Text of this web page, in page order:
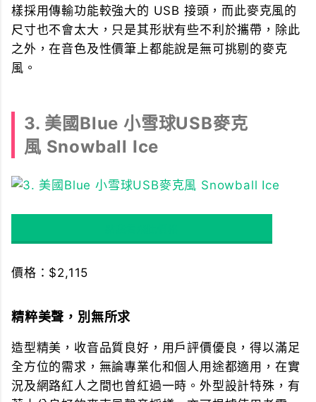
樣採用傳輸功能較強大的 USB 接頭，而此麥克風的
尺寸也不會太大，只是其形狀有些不利於攜帶，除此
之外，在音色及性價筆上都能說是無可挑剔的麥克
風。
3. 美國Blue 小雪球USB麥克
風 Snowball Ice
價格：$2,115
精粹美聲，別無所求
造型精美，收音品質良好，用戶評價優良，得以滿足
全方位的需求，無論專業化和個人用途都適用，在實
況及網路紅人之間也曾紅過一時。外型設計特殊，有